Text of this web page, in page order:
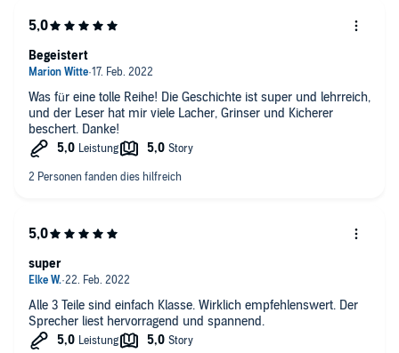
Was für eine tolle Reihe! Die Geschichte ist super und lehrreich,
und der Leser hat mir viele Lacher, Grinser und Kicherer
beschert. Danke!
Begeistert
Alle 3 Teile sind einfach Klasse. Wirklich empfehlenswert. Der
Sprecher liest hervorragend und spannend.
super